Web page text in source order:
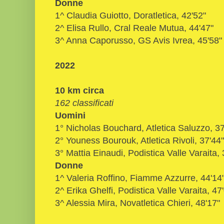
Donne
1^ Claudia Guiotto, Doratletica, 42'52"
2^ Elisa Rullo, Cral Reale Mutua, 44'47"
3^ Anna Caporusso, GS Avis Ivrea, 45'58"
2022
10 km circa
162 classificati
Uomini
1° Nicholas Bouchard, Atletica Saluzzo,
2° Youness Bourouk, Atletica Rivoli, 37'44"
3° Mattia Einaudi, Podistica Valle Varaita,
Donne
1^ Valeria Roffino, Fiamme Azzurre,
2^ Erika Ghelfi, Podistica Valle Varaita,
3^ Alessia Mira, Novatletica Chieri, 48'17"